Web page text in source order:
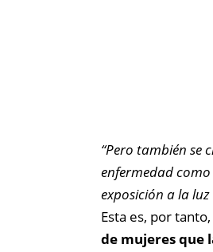
“Pero también se
enfermedad
exposición a la
Esta es, por
de mujeres que